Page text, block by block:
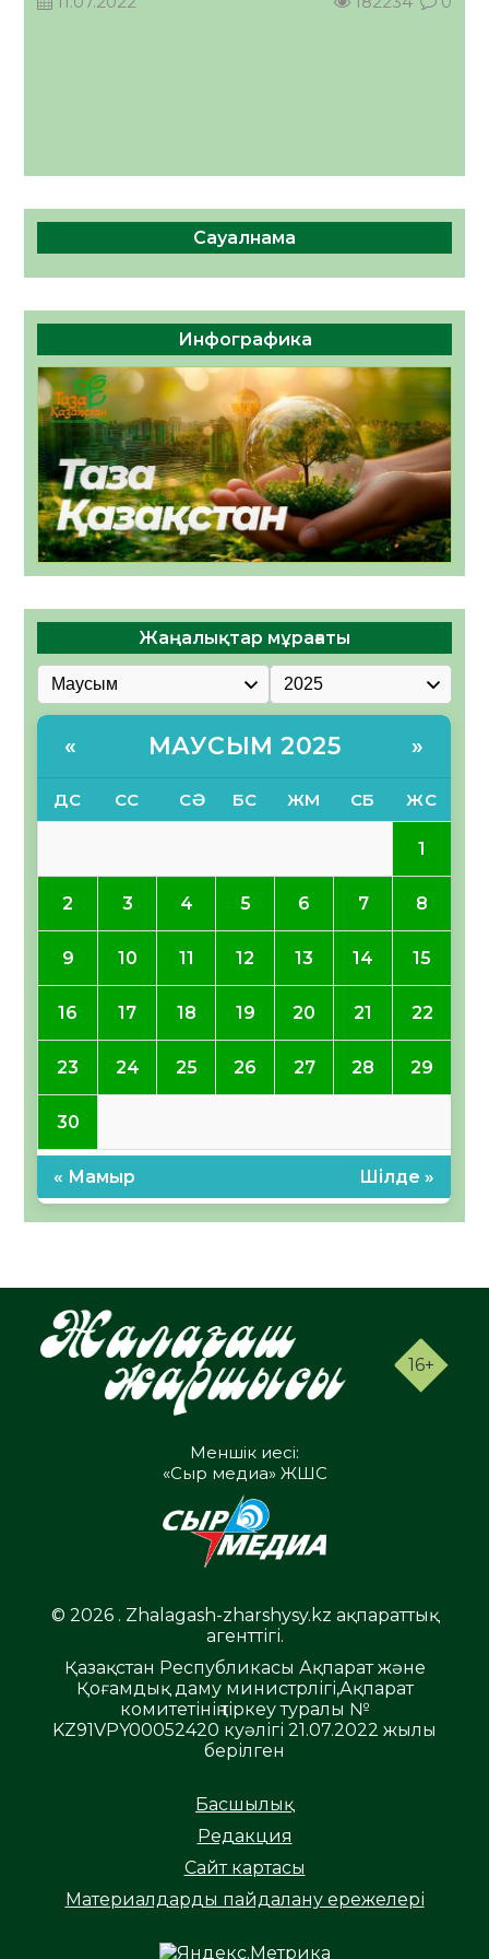
Сауалнама
Инфографика
Жаңалықтар мұрағаты
« МАУСЫМ 2025 »
ДС СС СӘ БС ЖМ СБ ЖС
1
2 3 4 5 6 7 8
9 10 11 12 13 14 15
16 17 18 19 20 21 22
23 24 25 26 27 28 29
30
« Мамыр Шілде »
16+
Меншік иесі:
«Сыр медиа» ЖШС
© 2026 . Zhalagash-zharshysy.kz ақпараттық
агенттігі.
Қазақстан Республикасы Ақпарат және
Қоғамдық даму министрлігі,Ақпарат
комитетінің тіркеу туралы №
KZ91VPY00052420 куәлігі 21.07.2022 жылы
берілген
Басшылық
Редакция
Сайт картасы
Материалдарды пайдалану ережелері